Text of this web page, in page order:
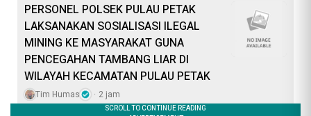
PERSONEL POLSEK PULAU PETAK
LAKSANAKAN SOSIALISASI ILEGAL
MINING KE MASYARAKAT GUNA
PENCEGAHAN TAMBANG LIAR DI
WILAYAH KECAMATAN PULAU PETAK
Tim Humas 2 jam